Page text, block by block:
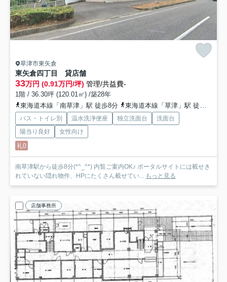
草津市東矢倉
東矢倉四丁目 貸店舗
33万円 (0.91万円/坪) 管理/共益費-
1階 / 36.30坪 (120.01㎡) /築28年
東海道本線「南草津」駅 徒歩8分
東海道本線「草津」駅 徒歩31分
バス・トイレ別 温水洗浄便座 独立洗面台
洗面台
陽当り良好
女性向け
礼0
南草津駅から徒歩8分(*^_^*) 内覧ご案内OK♪ ポータルサイトには載せき
れていない隠れ物件、HPにたくさん載せてい... もっと見る
店舗事務所